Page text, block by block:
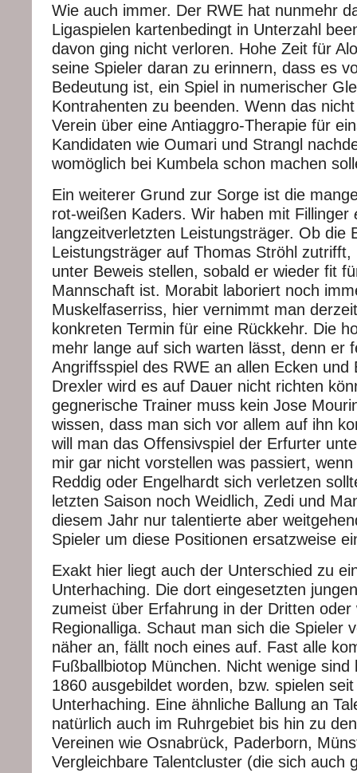
Wie auch immer. Der RWE hat nunmehr
Ligaspielen kartenbedingt in Unterzahl
davon ging nicht verloren. Hohe Zeit für
seine Spieler daran zu erinnern, dass es
Bedeutung ist, ein Spiel in numerischer
Kontrahenten zu beenden. Wenn das
Verein über eine Antiaggro-Therapie für
Kandidaten wie Oumari und Strangl
womöglich bei Kumbela schon machen
Ein weiterer Grund zur Sorge ist die
rot-weißen Kaders. Wir haben mit Fillinger
langzeitverletzten Leistungsträger. Ob die
Leistungsträger auf Thomas Ströhl
unter Beweis stellen, sobald er wieder fit
Mannschaft ist. Morabit laboriert noch
Muskelfaserriss, hier vernimmt man
konkreten Termin für eine Rückkehr. Die
mehr lange auf sich warten lässt, denn er
Angriffsspiel des RWE an allen Ecken und
Drexler wird es auf Dauer nicht richten
gegnerische Trainer muss kein Jose
wissen, dass man sich vor allem auf ihn
will man das Offensivspiel der Erfurter
mir gar nicht vorstellen was passiert,
Reddig oder Engelhardt sich verletzen
letzten Saison noch Weidlich, Zedi und
diesem Jahr nur talentierte aber
Spieler um diese Positionen ersatzweise
Exakt hier liegt auch der Unterschied zu
Unterhaching. Die dort eingesetzten
zumeist über Erfahrung in der Dritten oder
Regionalliga. Schaut man sich die Spieler
näher an, fällt noch eines auf. Fast alle
Fußballbiotop München. Nicht wenige sind
1860 ausgebildet worden, bzw. spielen
Unterhaching. Eine ähnliche Ballung an
natürlich auch im Ruhrgebiet bis hin zu
Vereinen wie Osnabrück, Paderborn,
Vergleichbare Talentcluster (die sich auch